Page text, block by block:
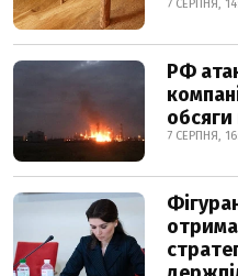
7 СЕРПНЯ,
РФ
7 СЕРПНЯ,